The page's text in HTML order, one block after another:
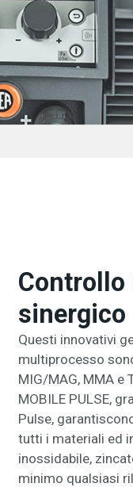
sinergico
Questi innovativi
multiprocesso
MIG/MAG, MMA e
MOBILE PULSE,
Pulse,
tutti i materiali ed
inossidabile,
minimo qualsiasi